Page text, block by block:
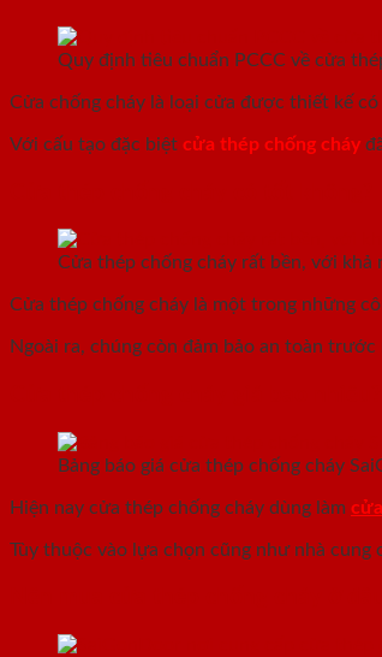
Quy định tiêu chuẩn PCCC về cửa
Cửa chống cháy là loại cửa được thiết kế
Với cấu tạo đặc biệt cửa thép chống cháy
Cửa thép chống cháy rất bền, với
Cửa thép chống cháy là một trong những
Ngoài ra, chúng còn đảm bảo an toàn
Bảng báo giá cửa thép chống cháy
Hiện nay cửa thép chống cháy dùng làm
Tùy thuộc vào lựa chọn cũng như nhà